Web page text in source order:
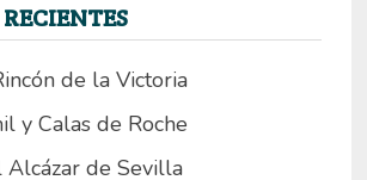
de la Victoria
y Calas de Roche
Alcázar de Sevilla